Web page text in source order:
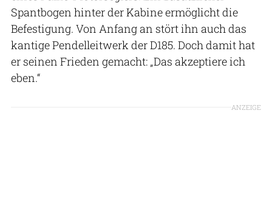
Spantbogen hinter der Kabine ermöglicht die
Befestigung. Von Anfang an stört ihn auch das
kantige Pendelleitwerk der D185. Doch damit hat
er seinen Frieden gemacht: „Das akzeptiere ich
eben.“
ANZEIGE